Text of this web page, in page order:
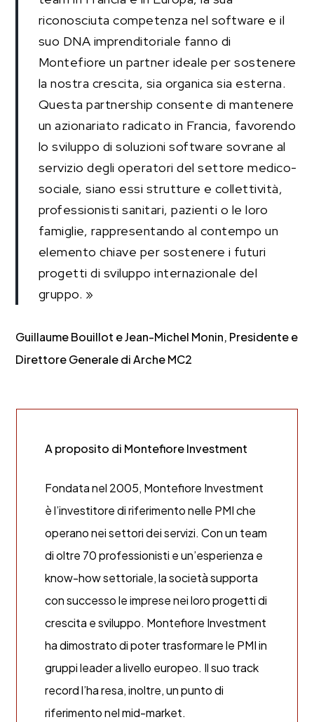
riconosciuta competenza nel software e il
suo DNA imprenditoriale fanno di
Montefiore un partner ideale per sostenere
la nostra crescita, sia organica sia esterna.
Questa partnership consente di mantenere
un azionariato radicato in Francia, favorendo
lo sviluppo di soluzioni software sovrane al
servizio degli operatori del settore medico-
sociale, siano essi strutture e collettività,
professionisti sanitari, pazienti o le loro
famiglie, rappresentando al contempo un
elemento chiave per sostenere i futuri
progetti di sviluppo internazionale del
gruppo. »
Guillaume Bouillot e Jean-Michel Monin, Presidente e
Direttore Generale di Arche MC2
A proposito di Montefiore Investment
Fondata nel 2005, Montefiore Investment
è l’investitore di riferimento nelle PMI che
operano nei settori dei servizi. Con un team
di oltre 70 professionisti e un’esperienza e
know-how settoriale, la società supporta
con successo le imprese nei loro progetti di
crescita e sviluppo. Montefiore Investment
ha dimostrato di poter trasformare le PMI in
gruppi leader a livello europeo. Il suo track
record l’ha resa, inoltre, un punto di
riferimento nel mid-market.